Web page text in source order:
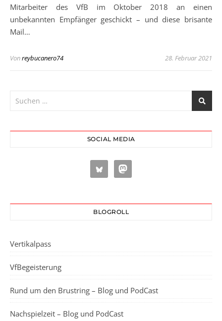
Mitarbeiter des VfB im Oktober 2018 an einen
unbekannten Empfänger geschickt – und diese brisante
Mail…
Vonreybucanero74 28. Februar 2021
SOCIAL MEDIA
BLOGROLL
Vertikalpass
VfBegeisterung
Rund um den Brustring – Blog und PodCast
Nachspielzeit – Blog und PodCast